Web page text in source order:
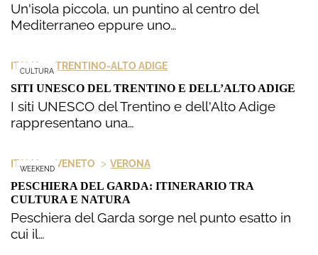
Un'isola piccola, un puntino al centro del
Mediterraneo eppure uno…
CULTURA
ITALIA > TRENTINO-ALTO ADIGE
SITI UNESCO DEL TRENTINO E DELL’ALTO ADIGE
I siti UNESCO del Trentino e dell'Alto Adige
rappresentano una…
WEEKEND
ITALIA > VENETO > VERONA
PESCHIERA DEL GARDA: ITINERARIO TRA
CULTURA E NATURA
Peschiera del Garda sorge nel punto esatto in
cui il…